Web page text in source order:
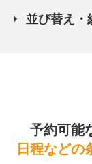
並び替え・
予約可能
日程などの